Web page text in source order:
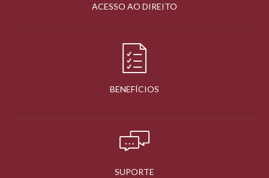
ACESSO AO DIREITO
BENEFÍCIOS
SUPORTE